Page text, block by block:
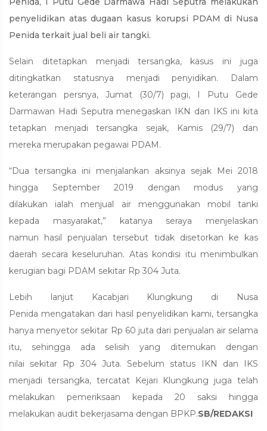
penyelidikan atas dugaan kasus korupsi PDAM di Nusa
Penida terkait jual beli air tangki.
Selain ditetapkan menjadi tersangka, kasus ini juga
ditingkatkan statusnya menjadi penyidikan. Dalam
keterangan persnya, Jumat (30/7) pagi, I Putu Gede
Darmawan Hadi Seputra menegaskan IKN dan IKS ini kita
tetapkan menjadi tersangka sejak, Kamis (29/7) dan
mereka merupakan pegawai PDAM.
“Dua tersangka ini menjalankan aksinya sejak Mei 2018
hingga September 2019 dengan modus yang
dilakukan ialah menjual air menggunakan mobil tanki
kepada masyarakat,” katanya seraya menjelaskan
namun hasil penjualan tersebut tidak disetorkan ke kas
daerah secara keseluruhan. Atas kondisi itu menimbulkan
kerugian bagi PDAM sekitar Rp 304 Juta.
Lebih lanjut Kacabjari Klungkung di Nusa
Penida mengatakan dari hasil penyelidikan kami, tersangka
hanya menyetor sekitar Rp 60 juta dari penjualan air selama
itu, sehingga ada selisih yang ditemukan dengan
nilai sekitar Rp 304 Juta. Sebelum status IKN dan IKS
menjadi tersangka, tercatat Kejari Klungkung juga telah
melakukan pemeriksaan kepada 20 saksi hingga
melakukan audit bekerjasama dengan BPKP.SB/REDAKSI